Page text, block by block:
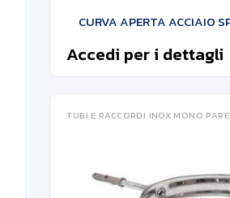
CURVA APERTA ACCIAIO
Accedi per i dettagli
TUBI E RACCORDI INOX MONO